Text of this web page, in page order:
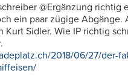
@Ergänzung richtig
ein paar zügige Abgänge.
Kurt Sidler. Wie IP richtig
2018/06/27/der-